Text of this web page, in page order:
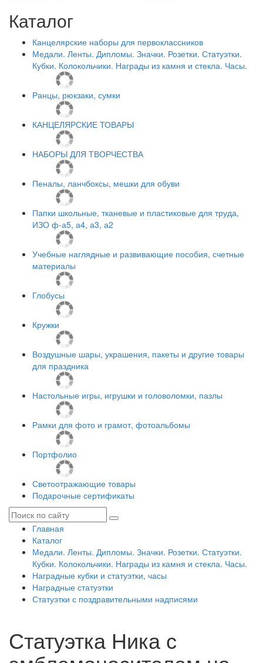
Каталог
Канцелярские наборы для первоклассников
Медали. Ленты. Дипломы. Значки. Розетки. Статуэтки.
Кубки. Колокольчики. Награды из камня и стекла. Часы.
Ранцы, рюкзаки, сумки
КАНЦЕЛЯРСКИЕ ТОВАРЫ
НАБОРЫ ДЛЯ ТВОРЧЕСТВА
Пеналы, ланчбоксы, мешки для обуви
Папки школьные, тканевые и пластиковые для труда,
ИЗО ф-а5, а4, а3, а2
Учебные наглядные и развивающие пособия, счетные
материалы
Глобусы
Кружки
Воздушные шары, украшения, пакеты и другие товары
для праздника
Настольные игры, игрушки и головоломки, пазлы
Рамки для фото и грамот, фотоальбомы
Портфолио
Светоотражающие товары
Подарочные сертификаты
Главная
Каталог
Медали. Ленты. Дипломы. Значки. Розетки. Статуэтки.
Кубки. Колокольчики. Награды из камня и стекла. Часы.
Наградные кубки и статуэтки, часы
Наградные статуэтки
Статуэтки с поздравительными надписями
Статуэтка Ника с